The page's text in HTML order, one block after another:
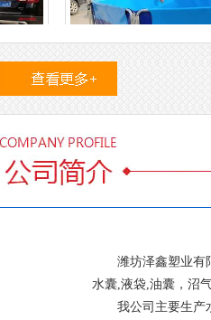
支架水
潍坊泽鑫塑业有限
水囊,液袋,油囊，沼
我公司主要生产水